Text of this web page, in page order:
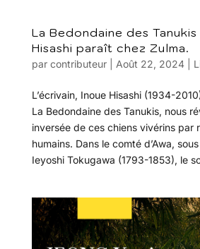
La Bedondaine des Tanukis
Hisashi paraît chez Zulma.
par contributeur| Août 22, 2024|
L’écrivain, Inoue Hisashi (1934-
La Bedondaine des Tanukis, nous
inversée de ces chiens vivérins par
humains. Dans le comté d’Awa,
Ieyoshi Tokugawa (1793-1853), le